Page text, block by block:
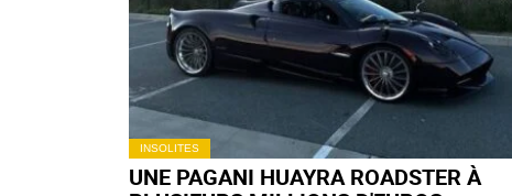
INSOLITES
UNE PAGANI HUAYRA ROADSTER À